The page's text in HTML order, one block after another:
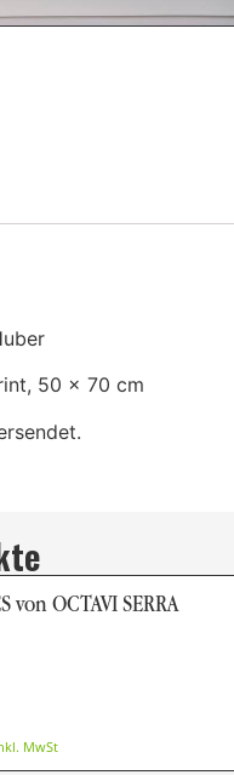
50 x 70 cm
von OCTAVI SERRA
MwSt